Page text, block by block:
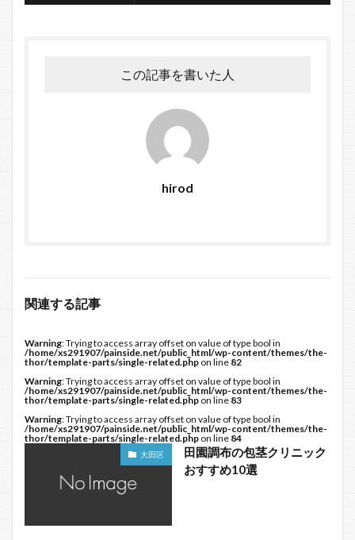
この記事を書いた人
hirod
関連する記事
Warning: Trying to access array offset on value of type bool in
/home/xs291907/painside.net/public_html/wp-content/themes/the-
thor/template-parts/single-related.php on line 82
Warning: Trying to access array offset on value of type bool in
/home/xs291907/painside.net/public_html/wp-content/themes/the-
thor/template-parts/single-related.php on line 83
Warning: Trying to access array offset on value of type bool in
/home/xs291907/painside.net/public_html/wp-content/themes/the-
thor/template-parts/single-related.php on line 84
大田区
田園調布の包茎クリニック
おすすめ10選